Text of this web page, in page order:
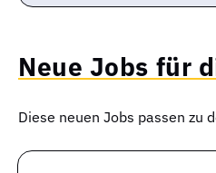
Neue Jobs für
Diese neuen Jobs passen zu